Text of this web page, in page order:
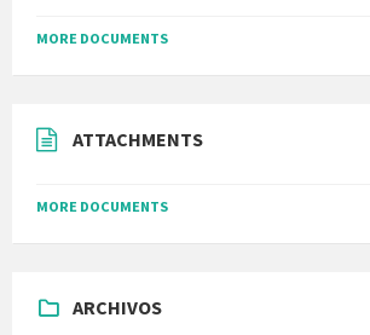
MORE DOCUMENTS
ATTACHMENTS
MORE DOCUMENTS
ARCHIVOS